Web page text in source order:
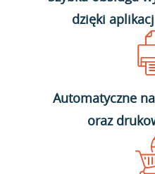
dzięki
Automatyczne
oraz